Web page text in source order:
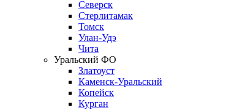
Северск
Стерлитамак
Томск
Улан-Удэ
Чита
Уральский ФО
Златоуст
Каменск-Уральский
Копейск
Курган